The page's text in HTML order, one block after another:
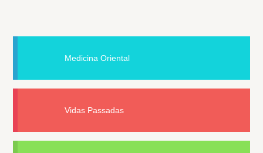
Medicina Oriental
Vidas Passadas